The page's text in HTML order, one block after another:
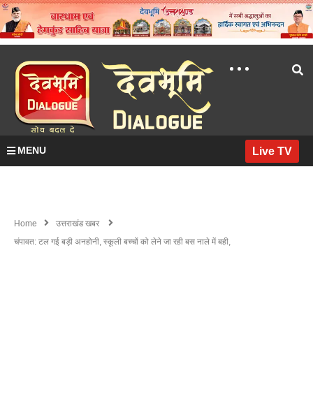
MENU Live TV
Home
उत्तराखंड खबर
चंपावत: टल गई बड़ी अनहोनी, स्कूली बच्चों को लेने जा रही बस नाले में बही,